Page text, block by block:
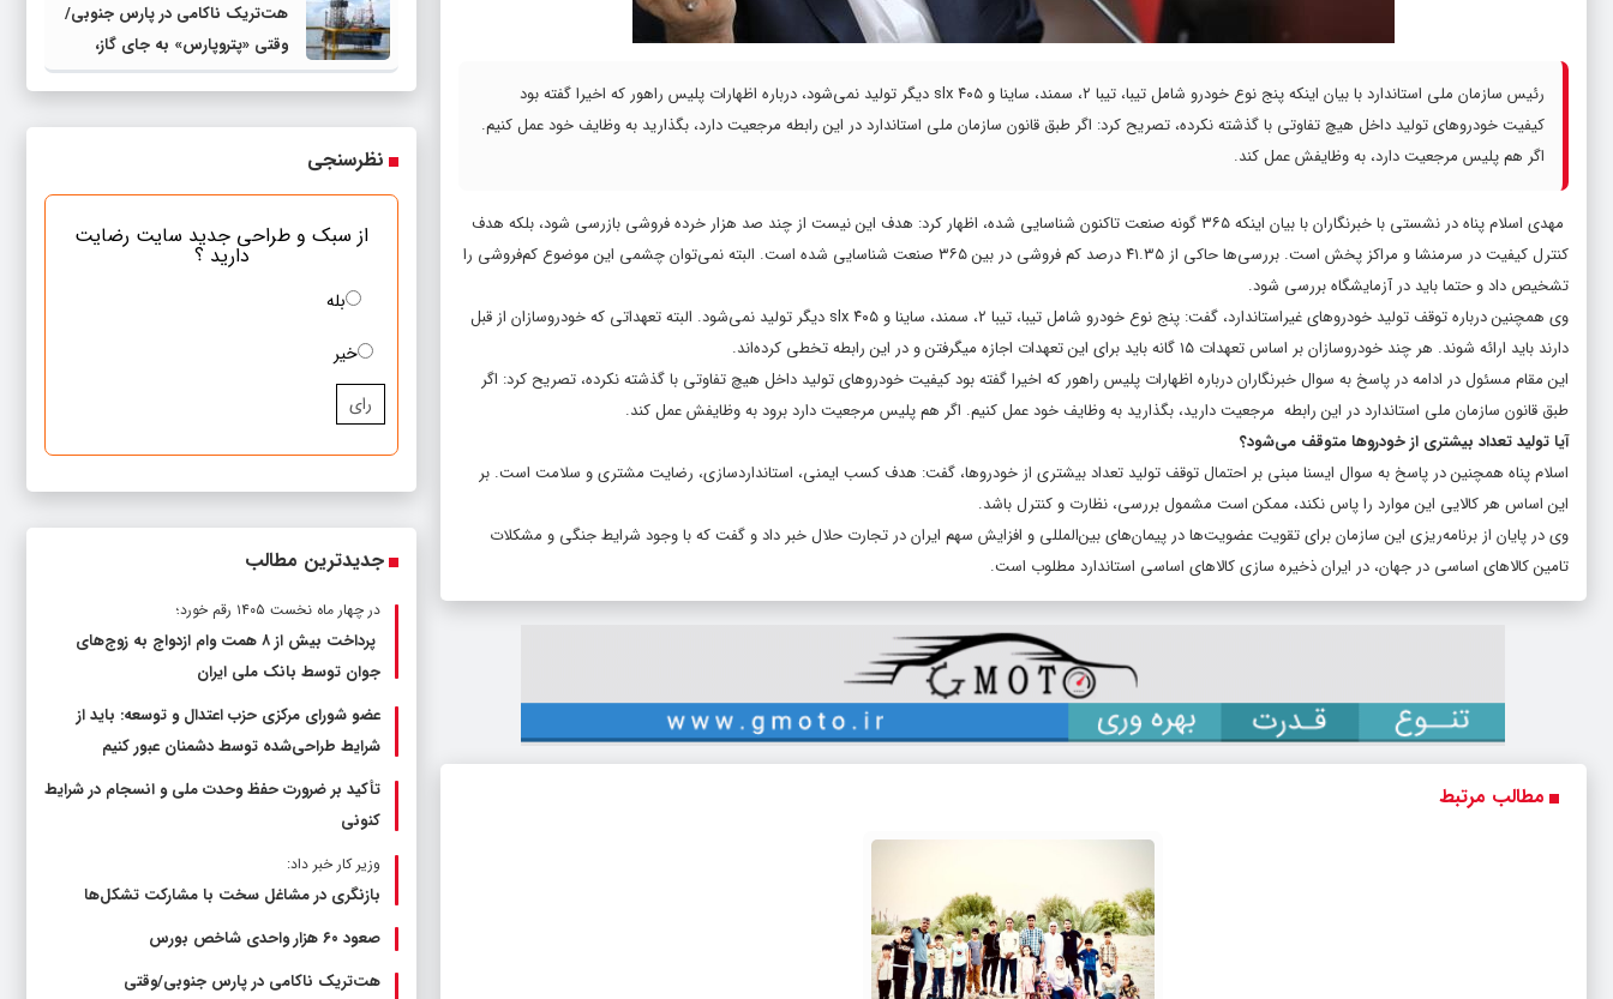
رئیس سازمان ملی استاندارد با بیان اینکه پنج نوع خودرو شامل تیبا، تیبا ۲، سمند، ساینا و ۴۰۵ slx دیگر تولید نمی‌شود، درباره اظهارات پلیس راهور که اخیرا گفته بود
کیفیت خودروهای تولید داخل هیچ تفاوتی با گذشته نکرده، تصریح کرد: اگر طبق قانون سازمان ملی استاندارد در این رابطه مرجعیت دارد، بگذارید به وظایف خود عمل کنیم.
اگر هم پلیس مرجعیت دارد، به وظایفش عمل کند.
مهدی اسلام پناه در نشستی با خبرنگاران با بیان اینکه ۳۶۵ گونه صنعت تاکنون شناسایی شده، اظهار کرد: هدف این نیست از چند صد هزار خرده فروشی بازرسی شود، بلکه هدف
کنترل کیفیت در سرمنشا و مراکز پخش است. بررسی‌ها حاکی از ۴۱.۳۵ درصد کم فروشی در بین ۳۶۵ صنعت شناسایی شده است. البته نمی‌توان چشمی این موضوع کم‌فروشی را
تشخیص داد و حتما باید در آزمایشگاه بررسی شود.
وی همچنین درباره توقف تولید خودروهای غیراستاندارد، گفت: پنج نوع خودرو شامل تیبا، تیبا ۲، سمند، ساینا و ۴۰۵ slx دیگر تولید نمی‌شود. البته تعهداتی که خودروسازان از قبل
دارند باید ارائه شوند. هر چند خودروسازان بر اساس تعهدات ۱۵ گانه باید برای این تعهدات اجازه میگرفتن و در این رابطه تخطی کرده‌اند.
این مقام مسئول در ادامه در پاسخ به سوال خبرنگاران درباره اظهارات پلیس راهور که اخیرا گفته بود کیفیت خودروهای تولید داخل هیچ تفاوتی با گذشته نکرده، تصریح کرد: اگر
طبق قانون سازمان ملی استاندارد در این رابطه مرجعیت دارید، بگذارید به وظایف خود عمل کنیم. اگر هم پلیس مرجعیت دارد برود به وظایفش عمل کند.
آیا تولید تعداد بیشتری از خودروها متوقف می‌شود؟
اسلام پناه همچنین در پاسخ به سوال ایسنا مبنی بر احتمال توقف تولید تعداد بیشتری از خودروها، گفت: هدف کسب ایمنی، استانداردسازی، رضایت مشتری و سلامت است. بر
این اساس هر کالایی این موارد را پاس نکند، ممکن است مشمول بررسی، نظارت و کنترل باشد.
وی در پایان از برنامه‌ریزی این سازمان برای تقویت عضویت‌ها در پیمان‌های بین‌المللی و افزایش سهم ایران در تجارت حلال خبر داد و گفت که با وجود شرایط جنگی و مشکلات
تامین کالاهای اساسی در جهان، در ایران ذخیره سازی کالاهای اساسی استاندارد مطلوب است.
مطالب مرتبط
هت‌تریک ناکامی در پارس جنوبی/
وقتی «پتروپارس» به جای گاز،
«بحران» تولید می‌کند
نظرسنجی
از سبک و طراحی جدید سایت رضایت
دارید ؟
بله
خیر
رای
جدیدترین مطالب
در چهار ماه نخست ۱۴۰۵ رقم خورد؛
پرداخت بیش از ۸ همت وام ازدواج به زوج‌های
جوان توسط بانک ملی ایران
عضو شورای مرکزی حزب اعتدال و توسعه: باید از
شرایط طراحی‌شده توسط دشمنان عبور کنیم
تأکید بر ضرورت حفظ وحدت ملی و انسجام در شرایط
کنونی
وزیر کار خبر داد:
بازنگری در مشاغل سخت با مشارکت تشکل‌ها
صعود ۶۰ هزار واحدی شاخص بورس
هت‌تریک ناکامی در پارس جنوبی/وقتی